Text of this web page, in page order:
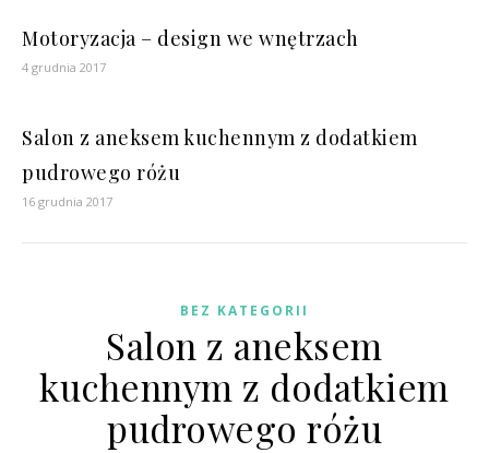
Motoryzacja – design we wnętrzach
4 grudnia 2017
Salon z aneksem kuchennym z dodatkiem
pudrowego różu
16 grudnia 2017
BEZ KATEGORII
Salon z aneksem
kuchennym z dodatkiem
pudrowego różu